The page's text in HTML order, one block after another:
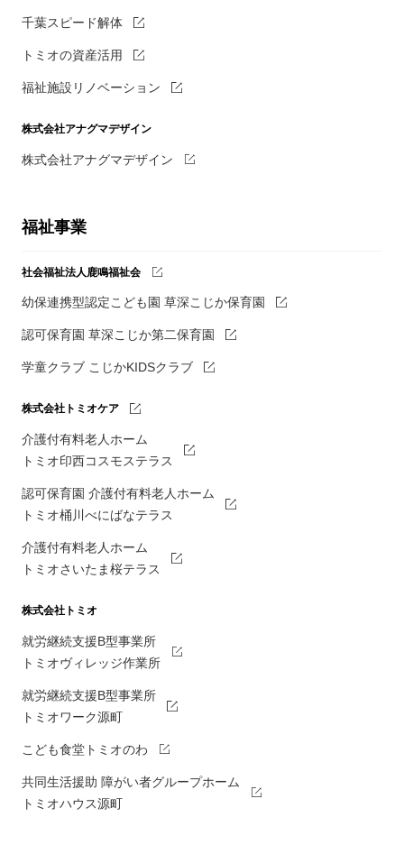
千葉スピード解体
トミオの資産活用
福祉施設リノベーション
株式会社アナグマデザイン
株式会社アナグマデザイン
福祉事業
社会福祉法人鹿鳴福祉会
幼保連携型認定こども園 草深こじか保育園
認可保育園 草深こじか第二保育園
学童クラブ こじかKIDSクラブ
株式会社トミオケア
介護付有料老人ホーム
トミオ印西コスモステラス
認可保育園 介護付有料老人ホーム
トミオ桶川べにばなテラス
介護付有料老人ホーム
トミオさいたま桜テラス
株式会社トミオ
就労継続支援B型事業所
トミオヴィレッジ作業所
就労継続支援B型事業所
トミオワーク源町
こども食堂トミオのわ
共同生活援助 障がい者グループホーム
トミオハウス源町